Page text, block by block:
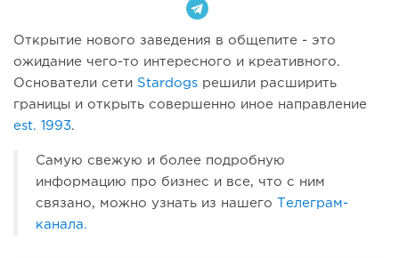
Открытие нового заведения в общепите - это
ожидание чего-то интересного и креативного.
Основатели сети Stardogs решили расширить
границы и открыть совершенно иное направление
est. 1993.
Самую свежую и более подробную
информацию про бизнес и все, что с ним
связано, можно узнать из нашего
Телеграм-
канала.